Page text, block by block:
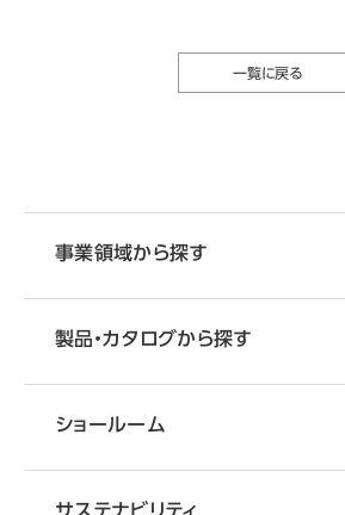
一覧に戻る
事業領域から探す
製品・カタログから探す
ショールーム
サステナビリティ